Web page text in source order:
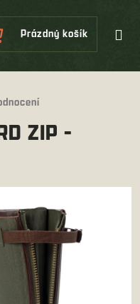
NÁKUPNÍ
KOŠÍK
Prázdný košík
ZIP -